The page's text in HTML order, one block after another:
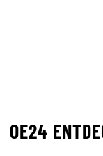
OE24